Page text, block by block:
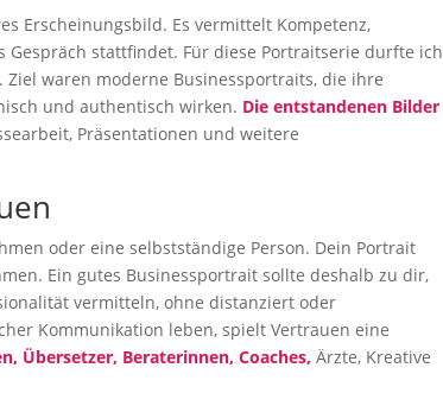
Erscheinungsbild. Es vermittelt Kompetenz,
stattfindet. Für diese Portraitserie durfte ich
waren moderne Businessportraits, die ihre
und authentisch wirken. Die entstandenen Bilder
Präsentationen und weitere
oder eine selbstständige Person. Dein Portrait
Ein gutes Businessportrait sollte deshalb zu dir,
vermitteln, ohne distanziert oder
Kommunikation leben, spielt Vertrauen eine
Übersetzer, Beraterinnen, Coaches, Ärzte, Kreative